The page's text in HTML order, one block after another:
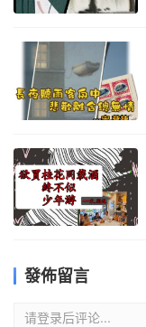
發佈留言
请登录后评论...